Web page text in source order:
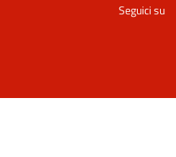
Seguici su